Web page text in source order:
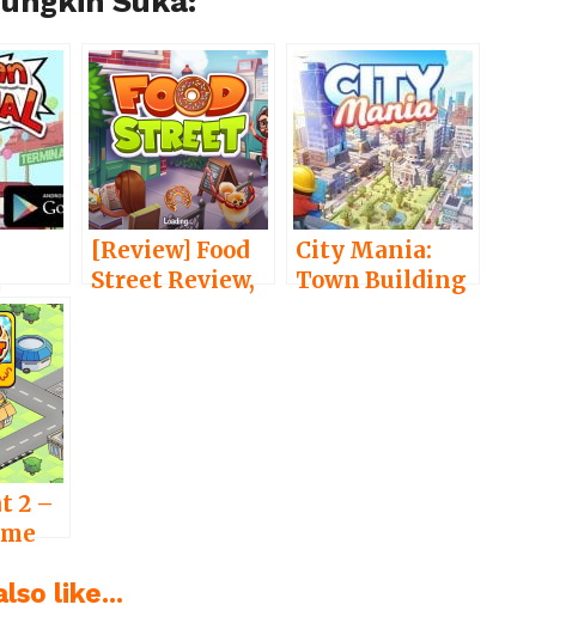
[Review] Food
Street Review,
City Mania:
Town Building
2 –
like...